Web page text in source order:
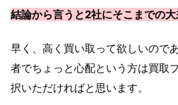
結論から言うと2社にそこまでの
早く、高く買い取って欲しいので
者でちょっと心配という方は買取
択いただければと思います。